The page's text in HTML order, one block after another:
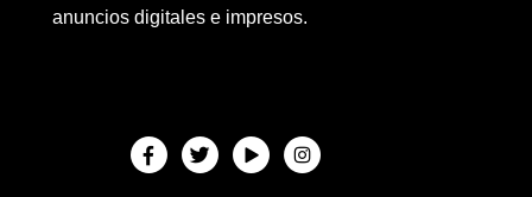
anuncios digitales e impresos.